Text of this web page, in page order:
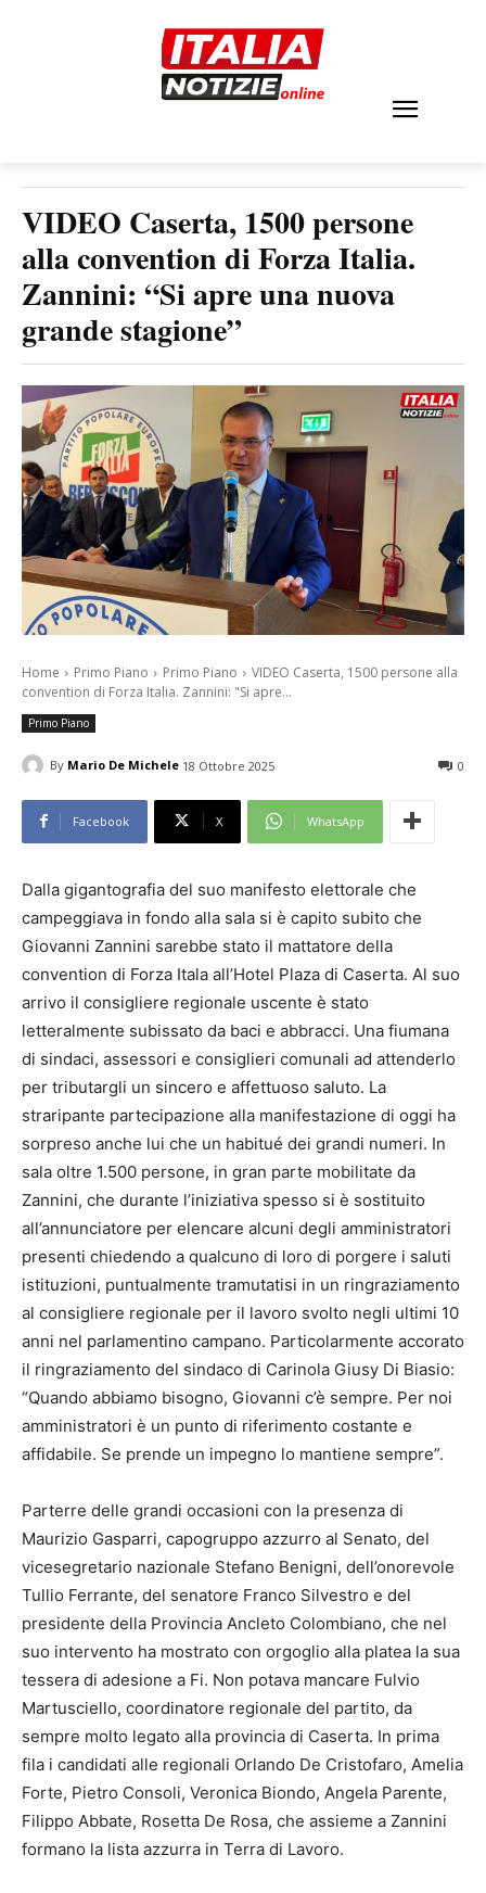
VIDEO Caserta, 1500 persone
alla convention di Forza Italia.
Zannini: “Si apre una nuova
grande stagione”
Home Primo Piano Primo Piano
VIDEO Caserta, 1500 persone alla
convention di Forza Italia. Zannini: "Si apre...
Primo Piano
By Mario De Michele 18 Ottobre 2025 0
Facebook X WhatsApp
Dalla gigantografia del suo manifesto elettorale che
campeggiava in fondo alla sala si è capito subito che
Giovanni Zannini sarebbe stato il mattatore della
convention di Forza Itala all’Hotel Plaza di Caserta. Al suo
arrivo il consigliere regionale uscente è stato
letteralmente subissato da baci e abbracci. Una fiumana
di sindaci, assessori e consiglieri comunali ad attenderlo
per tributargli un sincero e affettuoso saluto. La
straripante partecipazione alla manifestazione di oggi ha
sorpreso anche lui che un habitué dei grandi numeri. In
sala oltre 1.500 persone, in gran parte mobilitate da
Zannini, che durante l’iniziativa spesso si è sostituito
all’annunciatore per elencare alcuni degli amministratori
presenti chiedendo a qualcuno di loro di porgere i saluti
istituzioni, puntualmente tramutatisi in un ringraziamento
al consigliere regionale per il lavoro svolto negli ultimi 10
anni nel parlamentino campano. Particolarmente accorato
il ringraziamento del sindaco di Carinola Giusy Di Biasio:
“Quando abbiamo bisogno, Giovanni c’è sempre. Per noi
amministratori è un punto di riferimento costante e
affidabile. Se prende un impegno lo mantiene sempre”.
Parterre delle grandi occasioni con la presenza di
Maurizio Gasparri, capogruppo azzurro al Senato, del
vicesegretario nazionale Stefano Benigni, dell’onorevole
Tullio Ferrante, del senatore Franco Silvestro e del
presidente della Provincia Ancleto Colombiano, che nel
suo intervento ha mostrato con orgoglio alla platea la sua
tessera di adesione a Fi. Non potava mancare Fulvio
Martusciello, coordinatore regionale del partito, da
sempre molto legato alla provincia di Caserta. In prima
fila i candidati alle regionali Orlando De Cristofaro, Amelia
Forte, Pietro Consoli, Veronica Biondo, Angela Parente,
Filippo Abbate, Rosetta De Rosa, che assieme a Zannini
formano la lista azzurra in Terra di Lavoro.